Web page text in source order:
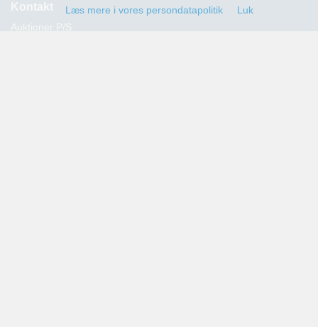
Læs mere i vores persondatapolitik Luk
Kontakt
Auktioner P/S